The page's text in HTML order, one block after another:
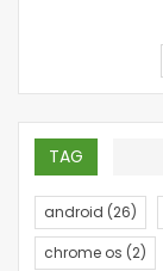
TAG
android (26)
chrome os (2)